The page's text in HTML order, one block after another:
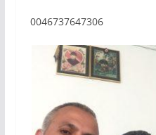
0046737647306